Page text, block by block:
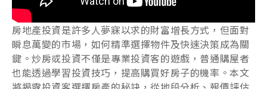
房地產投資是許多人夢寐以求的財富增長方式，但面對
瞬息萬變的市場，如何精準選擇物件及快速決策成為關
鍵。炒房或投資不僅是專業投資客的遊戲，普通購屋者
也能透過學習投資技巧，提高購買好房子的機率。本文